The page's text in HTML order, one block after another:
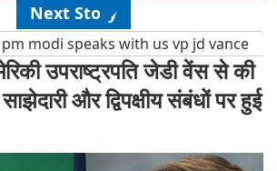
Next Story
pm modi speaks with us vp jd vance
उपराष्ट्रपति जेडी वेंस से की
और द्विपक्षीय संबंधों पर हुई